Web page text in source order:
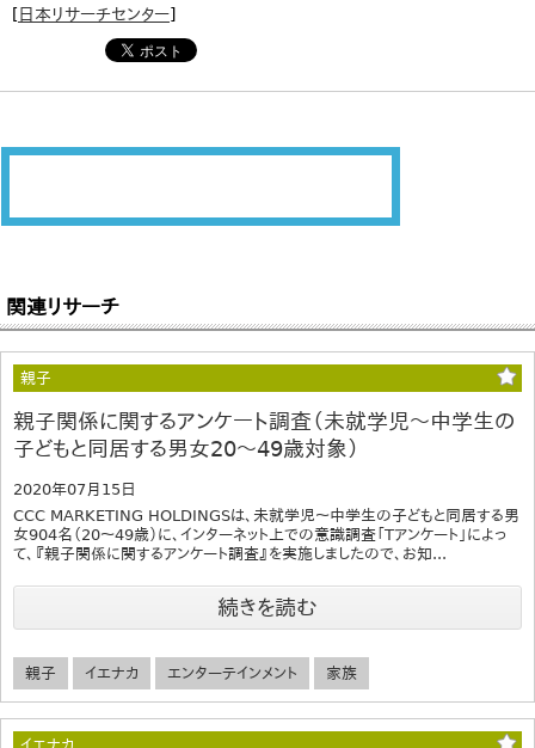
[日本リサーチセンター]
関連リサーチ
親子
親子関係に関するアンケート調査（未就学児～中学生の
子どもと同居する男女20～49歳対象）
2020年07月15日
CCC MARKETING HOLDINGSは、未就学児～中学生の子どもと同居する男
女904名（20～49歳）に、インターネット上での意識調査「Tアンケート」によっ
て、『親子関係に関するアンケート調査』を実施しましたので、お知...
続きを読む
親子 イエナカ エンターテインメント 家族